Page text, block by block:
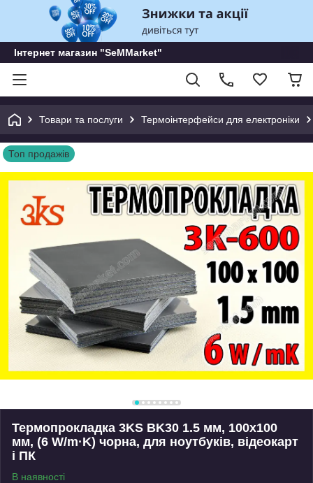
Інтернет магазин "SeMMarket"
Товари та послуги Термоінтерфейси для електроніки
Топ продажів
Термопрокладка 3KS BK30 1.5 мм, 100x100
мм, (6 W/m·K) чорна, для ноутбуків, відеокарт
і ПК
В наявності